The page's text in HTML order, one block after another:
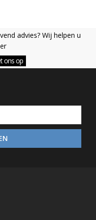
Nicht alle Teile sind auf
geprüft und ist
Nicht alle Teile sind
geprüft und sieht
möglicherweise nicht
advies? Wij helpen u
ons op